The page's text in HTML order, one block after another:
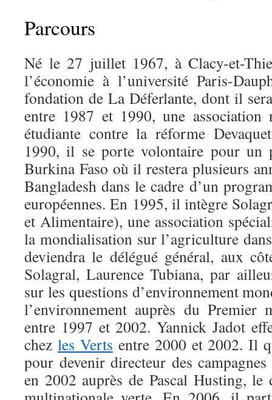
Parcours
Né le 27 juillet 1967, à Clacy-et-
l’économie à l’université Paris-
fondation de La Déferlante, dont il
entre 1987 et 1990, une association
étudiante contre la réforme
1990, il se porte volontaire pour un
Burkina Faso où il restera plusieurs
Bangladesh dans le cadre d’un
européennes. En 1995, il intègre
et Alimentaire), une association
la mondialisation sur l’agriculture
deviendra le délégué général, aux
Solagral, Laurence Tubiana, par
sur les questions d’environnement
l’environnement auprès du Premier
entre 1997 et 2002. Yannick Jadot
chez les Verts entre 2000 et 2002. Il
pour devenir directeur des
en 2002 auprès de Pascal Husting,